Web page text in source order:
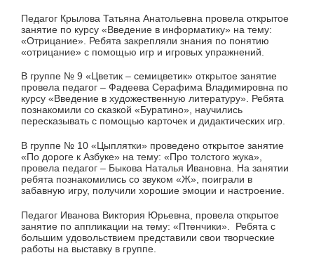
Педагог Крылова Татьяна Анатольевна провела открытое
занятие по курсу «Введение в информатику» на тему:
«Отрицание». Ребята закрепляли знания по понятию
«отрицание» с помощью игр и игровых упражнений.
В группе № 9 «Цветик – семицветик» открытое занятие
провела педагог – Фадеева Серафима Владимировна по
курсу «Введение в художественную литературу». Ребята
познакомили со сказкой «Буратино», научились
пересказывать с помощью карточек и дидактических игр.
В группе № 10 «Цыплятки» проведено открытое занятие
«По дороге к Азбуке» на тему: «Про толстого жука»,
провела педагог – Быкова Наталья Ивановна. На занятии
ребята познакомились со звуком «Ж», поиграли в
забавную игру, получили хорошие эмоции и настроение.
Педагог Иванова Виктория Юрьевна, провела открытое
занятие по аппликации на тему: «Птенчики». Ребята с
большим удовольствием представили свои творческие
работы на выставку в группе.